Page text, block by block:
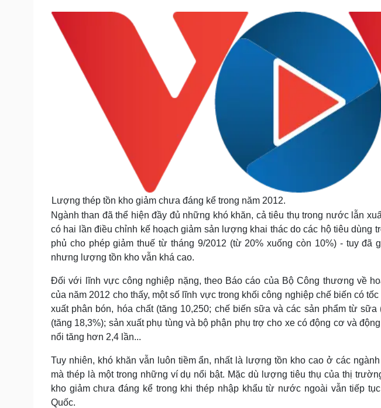
Lượng thép tồn kho giảm chưa đáng kể trong năm 2012.
Ngành than đã thể hiện đầy đủ những khó khăn, cả tiêu thụ trong nước lẫn
có hai lần điều chỉnh kế hoạch giảm sản lượng khai thác do các hộ tiêu dùng
phủ cho phép giảm thuế từ tháng 9/2012 (từ 20% xuống còn 10%) - tuy đã
nhưng lượng tồn kho vẫn khá cao.
Đối với lĩnh vực công nghiệp nặng, theo Báo cáo của Bộ Công thương về
của năm 2012 cho thấy, một số lĩnh vực trong khối công nghiệp chế biến có
xuất phân bón, hóa chất (tăng 10,250; chế biến sữa và các sản phẩm từ
(tăng 18,3%); sản xuất phụ tùng và bộ phận phụ trợ cho xe có động cơ và
nổi tăng hơn 2,4 lần...
Tuy nhiên, khó khăn vẫn luôn tiềm ẩn, nhất là lượng tồn kho cao ở các
mà thép là một trong những ví dụ nổi bật. Mặc dù lượng tiêu thụ của thị
kho giảm chưa đáng kể trong khi thép nhập khẩu từ nước ngoài vẫn tiếp
Quốc.